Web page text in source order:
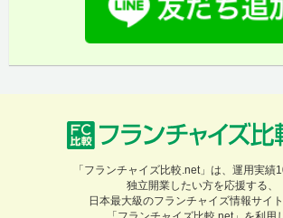
「フランチャイズ比較.net」は、運用実績
独立開業したい方を応援する、
日本最大級のフランチャイズ情報サイト